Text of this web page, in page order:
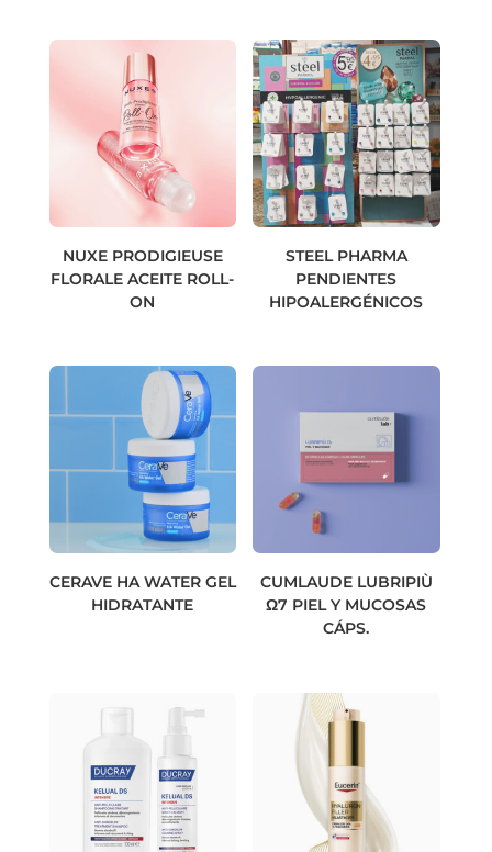
NUXE PRODIGIEUSE
FLORALE ACEITE ROLL-
ON
STEEL PHARMA
PENDIENTES
HIPOALERGÉNICOS
CERAVE HA WATER GEL
HIDRATANTE
CUMLAUDE LUBRIPIÙ
Ω7 PIEL Y MUCOSAS
CÁPS.